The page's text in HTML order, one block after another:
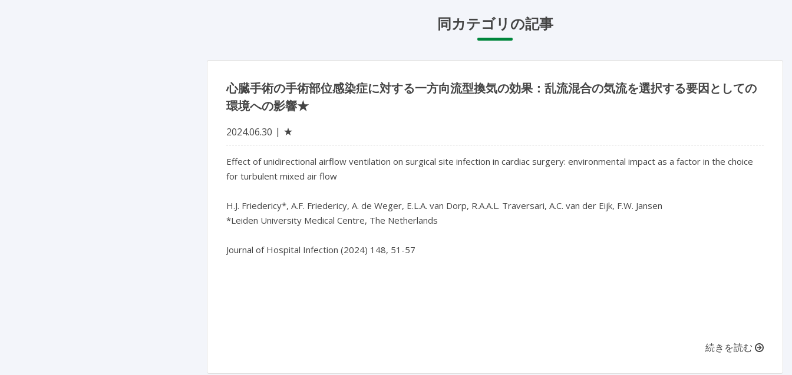
同カテゴリの記事
心臓手術の手術部位感染症に対する一方向流型換気の効果：乱流混合の気流を選択する要因としての
環境への影響★
2024.06.30 ★
Effect of unidirectional airflow ventilation on surgical site infection in cardiac surgery: environmental impact as a factor in the choice
for turbulent mixed air flow
H.J. Friedericy*, A.F. Friedericy, A. de Weger, E.L.A. van Dorp, R.A.A.L. Traversari, A.C. van der Eijk, F.W. Jansen
*Leiden University Medical Centre, The Netherlands
Journal of Hospital Infection (2024) 148, 51-57
続きを読む